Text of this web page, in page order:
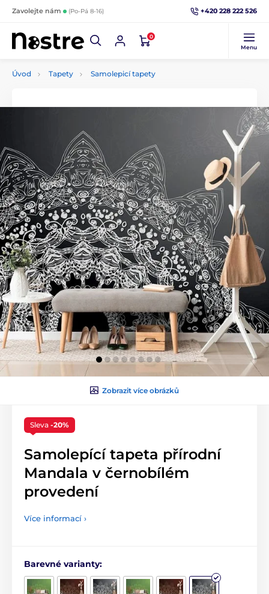
Zavolejte nám (Po-Pá 8-16) +420 228 222 526
0
Menu
Úvod Tapety Samolepicí tapety
Zobrazit více obrázků
Sleva -20%
Samolepící tapeta přírodní
Mandala v černobílém
provedení
Více informací ›
Barevné varianty: